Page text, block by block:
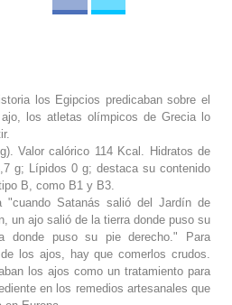
los Egipcios predicaban sobre el
los atletas olímpicos de Grecia lo
Valor calórico 114 Kcal. Hidratos de
g; Lípidos 0 g; destaca su contenido
B, como B1 y B3.
"cuando Satanás salió del Jardín de
un ajo salió de la tierra donde puso su
donde puso su pie derecho." Para
los ajos, hay que comerlos crudos.
los ajos como un tratamiento para
en los remedios artesanales que